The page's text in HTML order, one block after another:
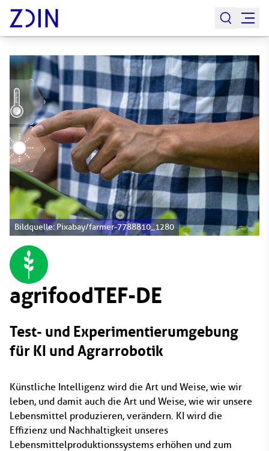
Bildquelle: Pixabay/farmer-7788810_1280
agrifoodTEF-DE
Test- und Experimentierumgebung
für KI und Agrarrobotik
Künstliche Intelligenz wird die Art und Weise, wie wir
leben, und damit auch die Art und Weise, wie wir unsere
Lebensmittel produzieren, verändern. KI wird die
Effizienz und Nachhaltigkeit unseres
Lebensmittelproduktionssystems erhöhen und zum